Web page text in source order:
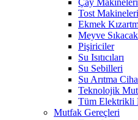
Çay Makineleri
Tost Makineleri
Ekmek
Meyve
Pişiriciler
Su Isıtıcıları
Su Sebilleri
Su Arıtma
Teknolojik
Tüm Elektrikli
Mutfak Gereçleri